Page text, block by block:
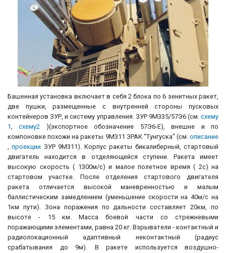
Башенная установка включает в себя 2 блока по 6 зенитных ракет,
две пушки, размещенные с внутренней стороны пусковых
контейнеров ЗУР, и систему управления. ЗУР 9M335/57Э6 (см. схему
1,схему2 )(экспортное обозначение 57Э6-Е), внешне и по
компоновке похожи на ракеты 9М311 ЗРАК "Тунгуска" (см.описание
,проекции ЗУР 9М311). Корпус ракеты бикалиберный, стартовый
двигатель находится в отделяющейся ступени. Ракета имеет
высокую скорость ( 1300м/c) и малое полетное время ( 2с) на
стартовом участке. После отделения стартового двигателя
ракета отличается высокой маневренностью и малым
баллистическим замедлением (уменьшение скорости на 40м/с на
1км пути). Зона поражения по дальности составляет 20км, по
высоте - 15 км. Масса боевой части со стрежневыми
поражающими элементами, равна 20 кг. Взрыватели - контактный и
радиолокационный адаптивный неконтактный (радиус
срабатывания до 9м). В ракете используется воздушно-